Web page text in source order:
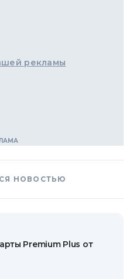
рекламы
НОВОСТЬЮ
Premium Plus от